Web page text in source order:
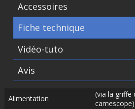
Accessoires
Fiche technique
Vidéo-tuto
Avis
Alimentation
(via la griffe
camescope)